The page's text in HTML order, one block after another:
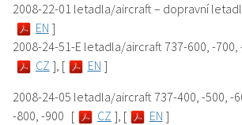
2008-22-01 letadla/aircraft – dopravní
EN ]
2008-24-51-E letadla/aircraft 737-600, -
CZ ], [ EN ]
2008-24-05 letadla/aircraft 737-400, -500, -
-800, -900 [
CZ ], [ EN ]